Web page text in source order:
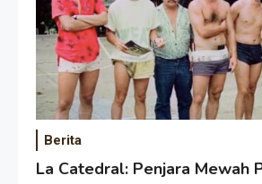
Berita
La Catedral: Penjara Mewah